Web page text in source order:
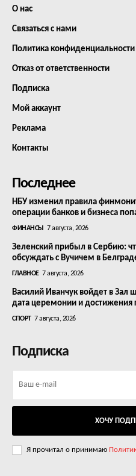
О нас
Связаться с нами
Политика конфиденциальности
Отказ от ответственности
Подписка
Мой аккаунт
Реклама
Контакты
Последнее
НБУ изменил правила
операции банков и бизнеса
ФИНАНСЫ 7 августа, 2026
Зеленский прибыл в Сербию:
обсуждать с Вучичем в
ГЛАВНОЕ 7 августа, 2026
Василий Иванчук войдет в Зал
дата церемонии и достижения
СПОРТ 7 августа, 2026
Подписка
ХОЧУ
Я прочитал о принимаю